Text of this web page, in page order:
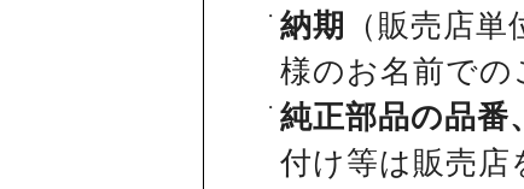
納期
（販売店
様のお名前での
純正部品の品番
付け等は販売店